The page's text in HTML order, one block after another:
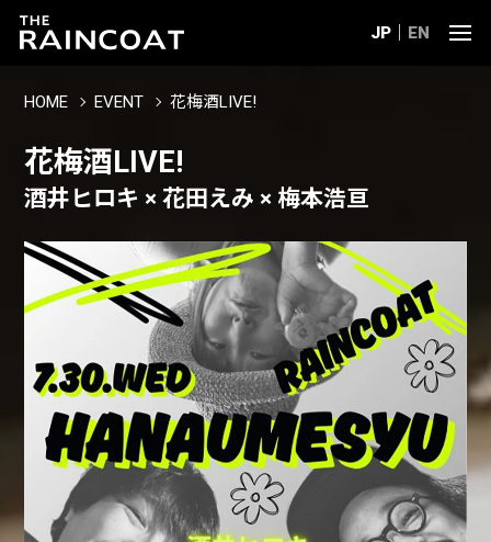
JP EN
HOME EVENT 花梅酒LIVE!
花梅酒LIVE!
酒井ヒロキ × 花田えみ × 梅本浩亘